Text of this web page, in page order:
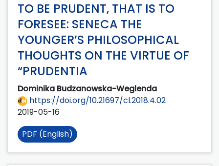
TO BE PRUDENT, THAT IS TO
FORESEE: SENECA THE
YOUNGER’S PHILOSOPHICAL
THOUGHTS ON THE VIRTUE OF
“PRUDENTIA
Dominika Budzanowska-Weglenda
https://doi.org/10.21697/cl.2018.4.02
2019-05-16
PDF (English)